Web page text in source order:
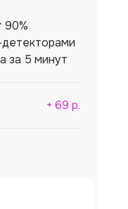
90%
за 5 минут
+ 69 р.